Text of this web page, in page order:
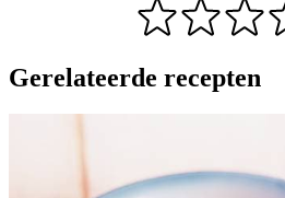
Gerelateerde recepten